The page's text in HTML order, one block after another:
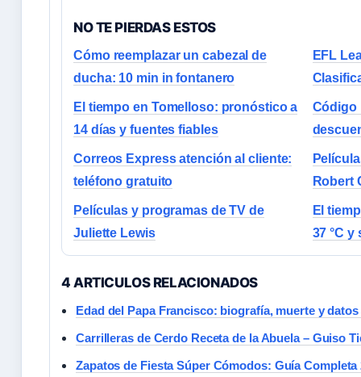
NO TE PIERDAS ESTOS
Cómo reemplazar un cabezal de
ducha: 10 min in fontanero
EFL
El tiempo en Tomelloso: pronóstico a
14 días y fuentes fiables
Código
Correos Express atención al cliente:
teléfono gratuito
Robert
Películas y programas de TV de
Juliette Lewis
El
37 °C y
4 ARTICULOS RELACIONADOS
Edad del Papa Francisco: biografía, muerte y datos
Carrilleras de Cerdo Receta de la Abuela – Guiso
Zapatos de Fiesta Súper Cómodos: Guía Completa